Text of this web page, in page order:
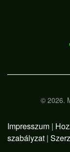
© 2026.
Impresszum |
szabályzat |